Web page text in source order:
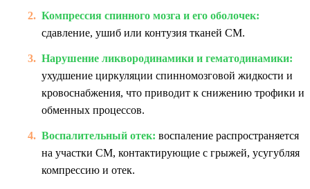
Компрессия спинного мозга и его оболочек:
сдавление, ушиб или контузия тканей СМ.
Нарушение ликвородинамики и гематодинамики:
ухудшение циркуляции спинномозговой жидкости и
кровоснабжения, что приводит к снижению трофики и
обменных процессов.
Воспалительный отек: воспаление распространяется
на участки СМ, контактирующие с грыжей, усугубляя
компрессию и отек.